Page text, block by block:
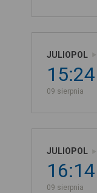
JULIOPOL
15:24
09 sierpnia
JULIOPOL
16:14
09 sierpnia